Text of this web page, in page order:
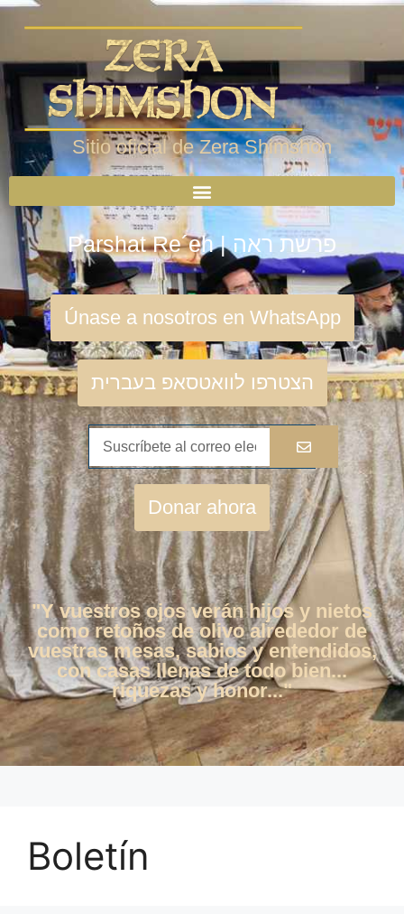
Sitio oficial de Zera Shimshon
Parshat Re´eh | פרשת ראה
Únase a nosotros en WhatsApp
הצטרפו לוואטסאפ בעברית
Donar ahora
"Y vuestros ojos verán hijos y nietos
como retoños de olivo alrededor de
vuestras mesas, sabios y entendidos,
con casas llenas de todo bien...
riquezas y honor..."
Boletín